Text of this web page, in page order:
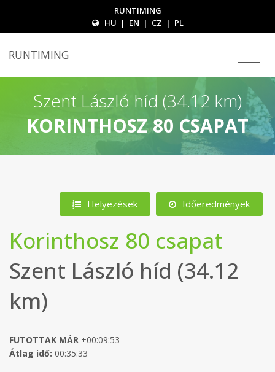
RUNTIMING
HU | EN | CZ | PL
RUNTIMING
Szent László híd (34.12 km)
KORINTHOSZ 80 CSAPAT
Helyezések Időeredmények
Korinthosz 80 csapat
Szent László híd (34.12
km)
FUTOTTAK MÁR +00:09:53
Átlag idő: 00:35:33